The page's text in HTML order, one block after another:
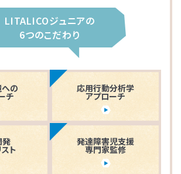
LITALICOジュニアの
6つのこだわり
の
チ
応用行動分析学
アプローチ
発
ト
発達障害児支援
専門家監修